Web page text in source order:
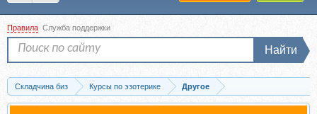
Правила Служба поддержки
Найти
Складчина биз Курсы по эзотерике
Другое
Запись [Врата Миров] Память: можно ли заблокировать или стереть события из...